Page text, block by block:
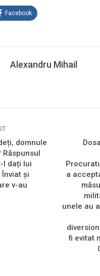
Facebook
Alexandru Mihail
domnule
Răspunsul
l dați lui
și
v-au
a
unele au
fi evitat